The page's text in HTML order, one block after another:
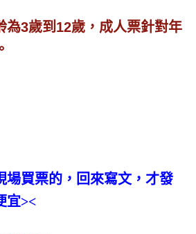
3歲到12歲，成人票針對年
場買票的，回來寫文，才發
宜><